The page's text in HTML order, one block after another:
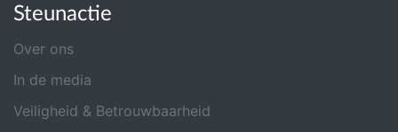
Steunactie
Over ons
In de media
Veiligheid & Betrouwbaarheid